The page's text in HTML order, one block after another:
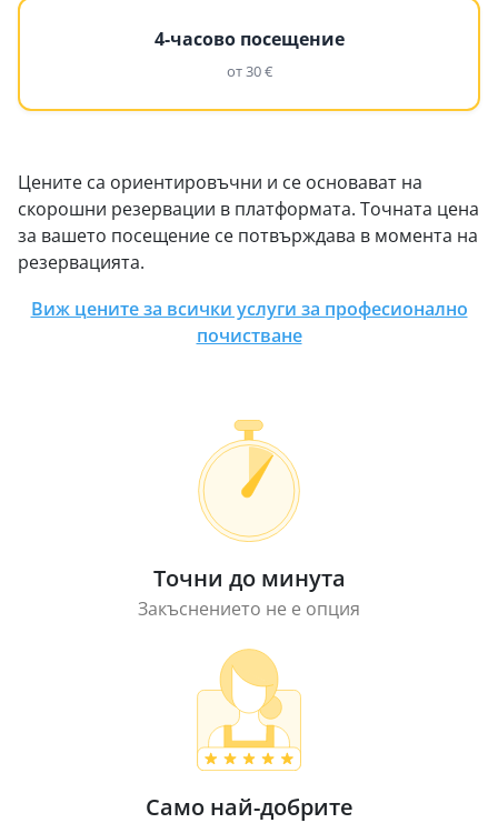
4-часово посещение
от 30 €
Цените са ориентировъчни и се основават на
скорошни резервации в платформата. Точната цена
за вашето посещение се потвърждава в момента на
резервацията.
Виж цените за всички услуги за професионално
почистване
Точни до минута
Закъснението не е опция
Само най-добрите